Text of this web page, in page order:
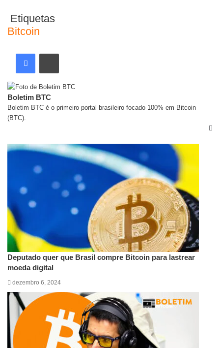
Etiquetas
Bitcoin
Boletim BTC
Boletim BTC é o primeiro portal brasileiro focado 100% em Bitcoin
(BTC).
Deputado quer que Brasil compre Bitcoin para lastrear
moeda digital
dezembro 6, 2024